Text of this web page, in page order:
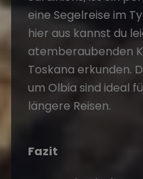
eine Segelreise im
hier aus kannst du
atemberaubenden
Toskana erkunden.
um Olbia sind ideal
längere Reisen.
Fazit